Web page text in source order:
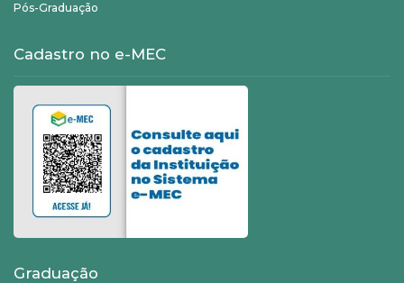
Pós-Graduação
Cadastro no e-MEC
Graduação